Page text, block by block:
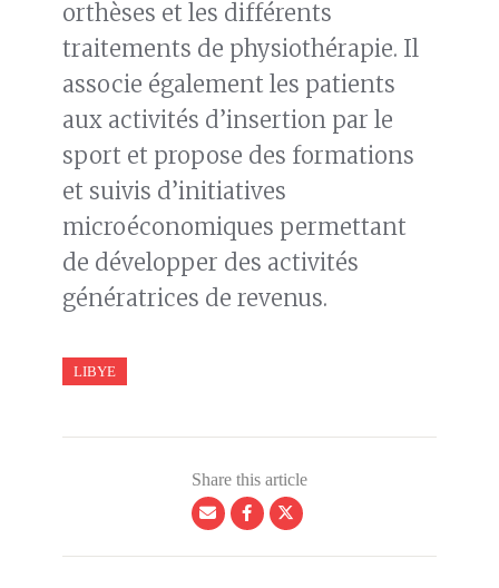
orthèses et les différents
traitements de physiothérapie. Il
associe également les patients
aux activités d’insertion par le
sport et propose des formations
et suivis d’initiatives
microéconomiques permettant
de développer des activités
génératrices de revenus.
LIBYE
Share this article